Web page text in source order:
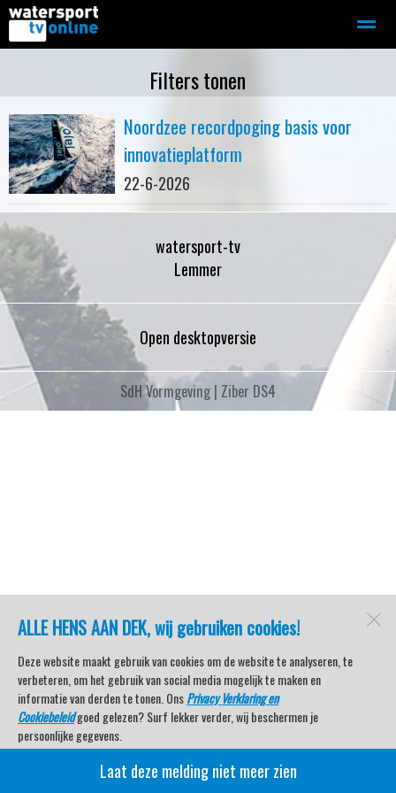
Motorboot-sloep Adverteren
Home
ALLE HENS AAN DEK, wij gebruiken cookies!
Deze website maakt gebruik van cookies om de website te analyseren, te
verbeteren, om het gebruik van social media mogelijk te maken en
informatie van derden te tonen. OnsPrivacy Verklaring en
Cookiebeleidgoed gelezen? Surf lekker verder, wij beschermen je
persoonlijke gegevens.
Veel kijkplezier met Watersport TV Beleving & Nieuws!
Laat deze melding niet meer zien
Filters tonen
Noordzee recordpoging basis voor
innovatieplatform
22-6-2026
watersport-tv
Lemmer
Open desktopversie
SdH Vormgeving | Ziber DS4